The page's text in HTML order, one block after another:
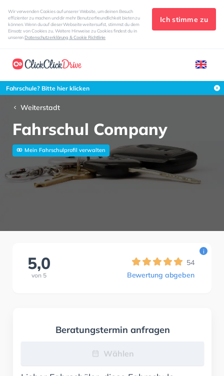
Wir verwenden Cookies auf unserer Website, um deinen Besuch
effizienter zu machen und dir mehr Benutzerfreundlichkeit bieten zu
können. Wenn du auf dieser Webseite weitersurfst, stimmst du dem
Einsatz von Cookies zu. Weitere Hinweise zu Cookies findest du in
unserenDatenschutzerklärung & Cookie Richtlinie
Ich stimme zu
Fahrschule? Bitte hier klicken
Weiterstadt
Fahrschul Company
Mein Fahrschulprofil verwalten
5,0
von 5
54
Bewertung abgeben
i
Beratungstermin anfragen
Wählen